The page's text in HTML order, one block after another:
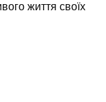
життя своїх